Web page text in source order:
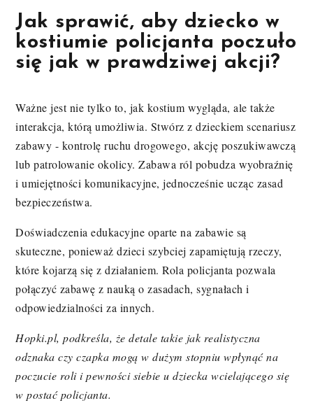
Jak sprawić, aby dziecko w
kostiumie policjanta poczuło
się jak w prawdziwej akcji?
Ważne jest nie tylko to, jak kostium wygląda, ale także
interakcja, którą umożliwia. Stwórz z dzieckiem scenariusz
zabawy - kontrolę ruchu drogowego, akcję poszukiwawczą
lub patrolowanie okolicy. Zabawa ról pobudza wyobraźnię
i umiejętności komunikacyjne, jednocześnie ucząc zasad
bezpieczeństwa.
Doświadczenia edukacyjne oparte na zabawie są
skuteczne, ponieważ dzieci szybciej zapamiętują rzeczy,
które kojarzą się z działaniem. Rola policjanta pozwala
połączyć zabawę z nauką o zasadach, sygnałach i
odpowiedzialności za innych.
Hopki.pl, podkreśla, że detale takie jak realistyczna
odznaka czy czapka mogą w dużym stopniu wpłynąć na
poczucie roli i pewności siebie u dziecka wcielającego się
w postać policjanta.